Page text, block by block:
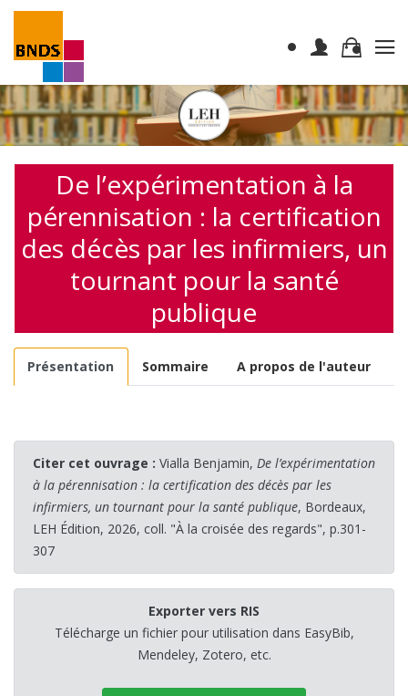
De l’expérimentation à la
pérennisation : la certification
des décès par les infirmiers, un
tournant pour la santé
publique
Présentation Sommaire A propos de l'auteur
Citer cet ouvrage : Vialla Benjamin, De l’expérimentation
à la pérennisation : la certification des décès par les
infirmiers, un tournant pour la santé publique, Bordeaux,
LEH Édition, 2026, coll. "À la croisée des regards", p.301-
307
Exporter vers RIS
Télécharge un fichier pour utilisation dans EasyBib,
Mendeley, Zotero, etc.